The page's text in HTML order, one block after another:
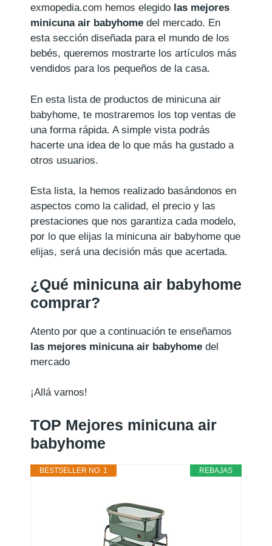
exmopedia.com hemos elegido las mejores
minicuna air babyhome del mercado. En
esta sección diseñada para el mundo de los
bebés, queremos mostrarte los artículos más
vendidos para los pequeños de la casa.
En esta lista de productos de minicuna air
babyhome, te mostraremos los top ventas de
una forma rápida. A simple vista podrás
hacerte una idea de lo que más ha gustado a
otros usuarios.
Esta lista, la hemos realizado basándonos en
aspectos como la calidad, el precio y las
prestaciones que nos garantiza cada modelo,
por lo que elijas la minicuna air babyhome que
elijas, será una decisión más que acertada.
¿Qué minicuna air babyhome
comprar?
Atento por que a continuación te enseñamos
las mejores minicuna air babyhome del
mercado
¡Allá vamos!
TOP Mejores minicuna air
babyhome
REBAJAS
BESTSELLER NO. 1